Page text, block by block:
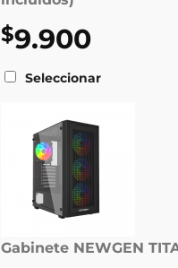
$9.900
Seleccionar
Gabinete NEWGEN